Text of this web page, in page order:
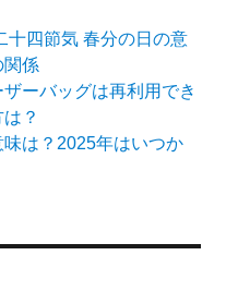
十四節気 春分の日の意
関係
ーバッグは再利用でき
？
は？2025年はいつか